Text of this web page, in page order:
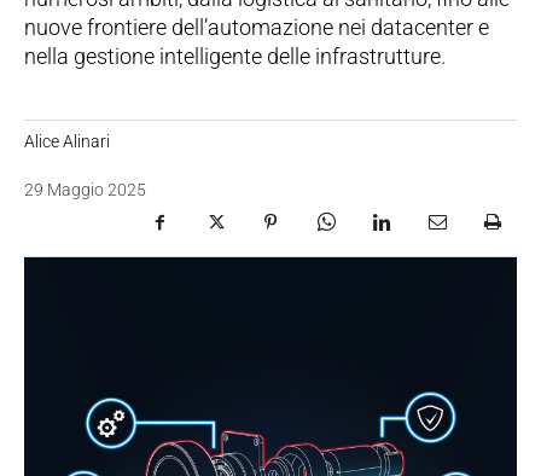
nuove frontiere dell’automazione nei datacenter e
nella gestione intelligente delle infrastrutture.
Alice Alinari
29 Maggio 2025